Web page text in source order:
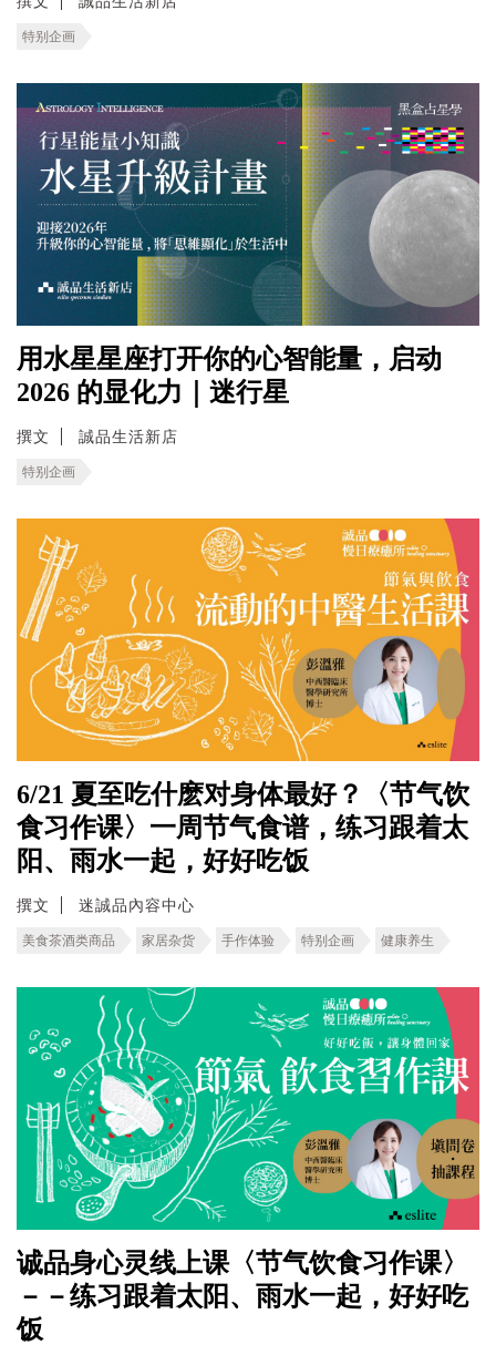
特别企画
用水星星座打开你的心智能量，启动
2026 的显化力｜迷行星
撰文 誠品生活新店
特别企画
6/21 夏至吃什麽对身体最好？〈节气饮
食习作课〉一周节气食谱，练习跟着太
阳、雨水一起，好好吃饭
撰文 迷誠品內容中心
美食茶酒类商品 家居杂货 手作体验 特别企画 健康养生
诚品身心灵线上课〈节气饮食习作课〉
－－练习跟着太阳、雨水一起，好好吃
饭